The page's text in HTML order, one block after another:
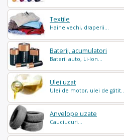
Textile
Haine vechi, draperii...
Baterii, acumulatori
Baterii auto, Li-Ion...
Ulei uzat
Ulei de motor, ulei de gătit...
Anvelope uzate
Cauciucuri...